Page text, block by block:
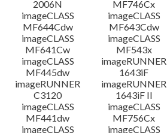
2006N
MF746Cx
imageCLASS
MF644Cdw
imageCLASS
MF643Cdw
imageCLASS
MF641Cw
imageCLASS
MF543x
imageCLASS
MF445dw
imageRUNNER
1643iF
imageRUNNER
C3120
imageRUNNER
1643iF II
imageCLASS
MF441dw
imageCLASS
MF756Cx
imageCLASS
imageCLASS